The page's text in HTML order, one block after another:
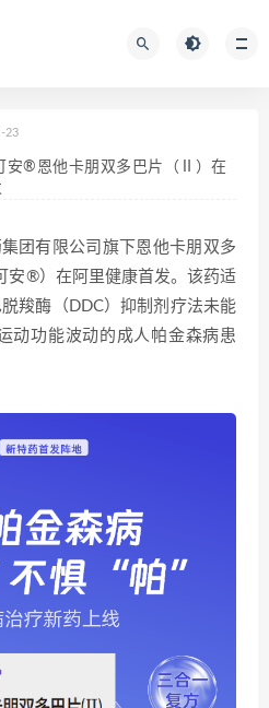
23
安®恩他卡朋双多巴片（Ⅱ）在
团有限公司旗下恩他卡朋双多
安®）在阿里健康首发。该药适
羧酶（DDC）抑制剂疗法未能
动功能波动的成人帕金森病患